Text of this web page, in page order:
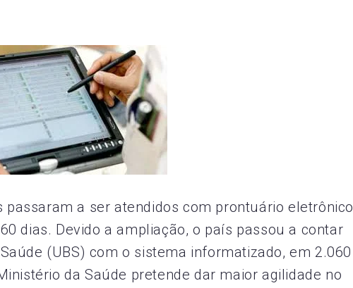
a ser atendidos com prontuário eletrônico
dias. Devido a ampliação, o país passou a contar
(UBS) com o sistema informatizado, em 2.060
da Saúde pretende dar maior agilidade no